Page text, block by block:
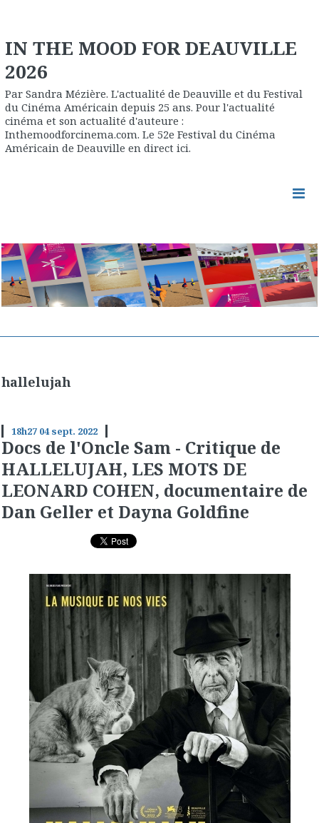
IN THE MOOD FOR DEAUVILLE
2026
Par Sandra Mézière. L'actualité de Deauville et du Festival
du Cinéma Américain depuis 25 ans. Pour l'actualité
cinéma et son actualité d'auteure :
Inthemoodforcinema.com. Le 52e Festival du Cinéma
Américain de Deauville en direct ici.
hallelujah
18h27 04 sept. 2022
Docs de l'Oncle Sam - Critique de
HALLELUJAH, LES MOTS DE
LEONARD COHEN, documentaire de
Dan Geller et Dayna Goldfine